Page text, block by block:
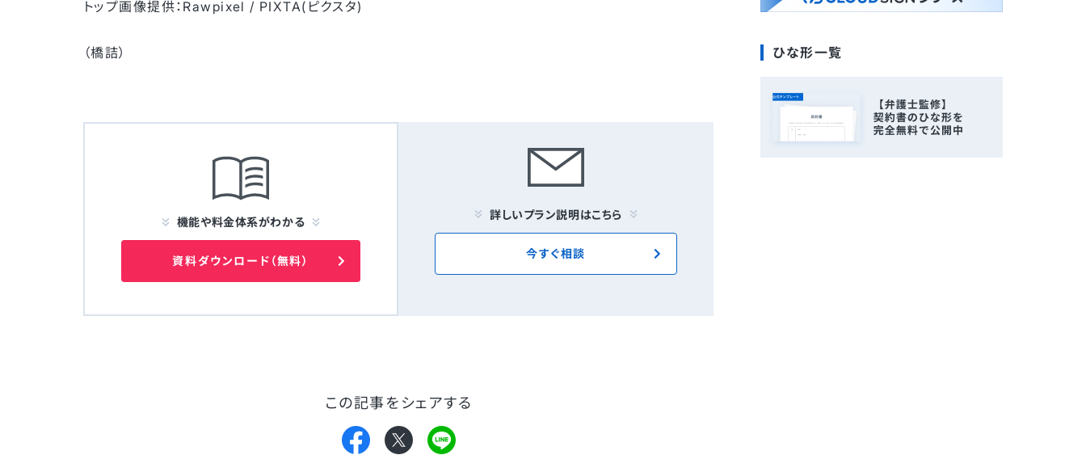
トップ画像提供：Rawpixel / PIXTA(ピクスタ)
（橋詰）
機能や料金体系がわかる
資料ダウンロード（無料）
詳しいプラン説明はこちら
今すぐ相談
この記事をシェアする
ひな形一覧